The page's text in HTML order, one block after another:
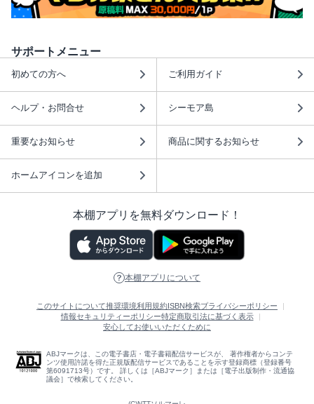
サポートメニュー
初めての方へ ご利用ガイド
ヘルプ・お問合せ シーモア島
重要なお知らせ 商品に関するお知らせ
ホームアイコンを追加
本棚アプリを無料ダウンロード！
本棚アプリについて
このサイトについて推奨環境利用規約 ISBN検索プライバシーポリシー
情報セキュリティーポリシー特定商取引法に基づく表示
安心してお使いいただくために
ABJマークは、この電子書店・電子書籍配信サービスが、 著作権者からコンテ
ンツ使用許諾を得た正規版配信サービスであることを示す登録商標（登録番号
第6091713号）です。 詳しくは［ABJマーク］または［電子出版制作・流通協
議会］で検索してください。